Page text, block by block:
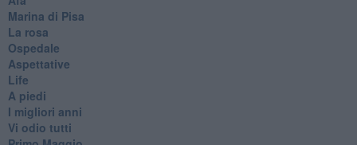
Marina di Pisa
La rosa
Ospedale
Aspettative
Life
A piedi
I migliori anni
Vi odio tutti